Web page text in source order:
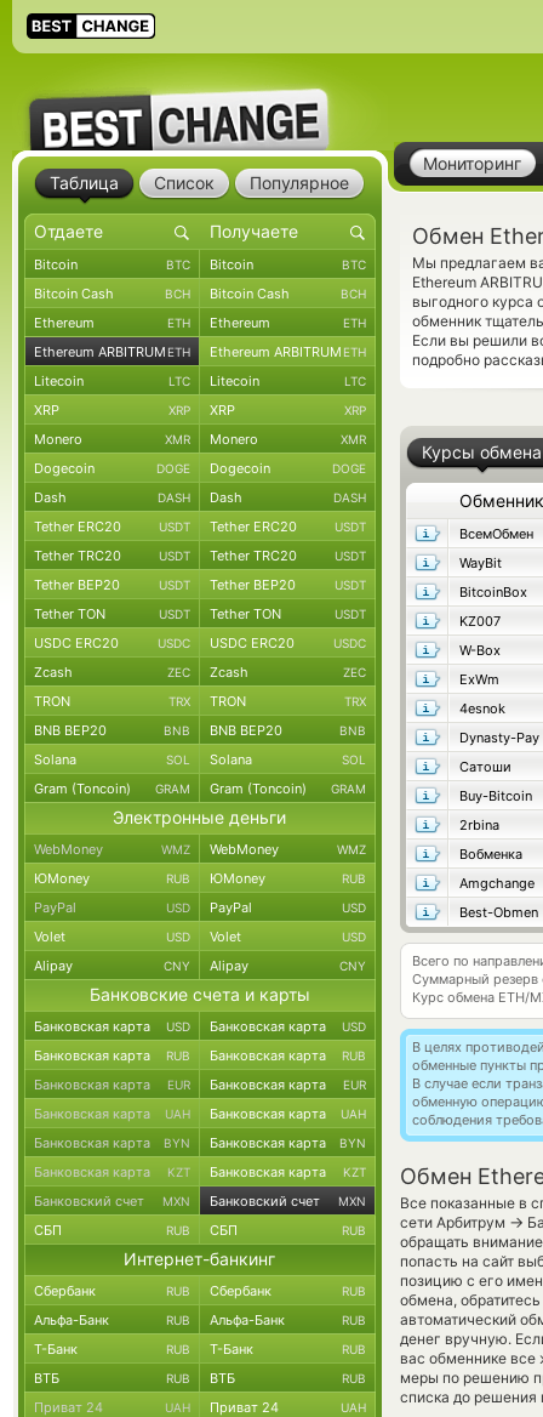
Мониторинг
Обмен
Мы предлагаем
Ethereum
выгодного курса
обменник
Если вы решили
подробно
Курсы обмена
Обменник
ВсемОбмен
WayBit
BitcoinBox
KZ007
W-Box
ExWm
4esnok
Dynasty-Pay
Сатоши
Buy-Bitcoin
2rbina
Вобменка
Amgchange
Best-Obmen
Всего по
Суммарный резерв
Курс обмена ETH/
В целях
обменные пункты
В случае если
обменную
соблюдения
Обмен
Все показанные в
сети Арбитрум →
обращать
попасть на сайт
позицию с его
обмена,
автоматический
денег вручную.
вас обменнике
меры по решению
списка до
Таблица Список Популярное
Bitcoin BTC Bitcoin BTC
Bitcoin Cash BCH Bitcoin Cash BCH
Ethereum ETH Ethereum ETH
Ethereum ARBITRUM ETH Ethereum ARBITRUM ETH
Litecoin LTC Litecoin LTC
XRP XRP XRP XRP
Monero XMR Monero XMR
Dogecoin DOGE Dogecoin DOGE
Dash DASH Dash DASH
Tether ERC20 USDT Tether ERC20 USDT
Tether TRC20 USDT Tether TRC20 USDT
Tether BEP20 USDT Tether BEP20 USDT
Tether TON USDT Tether TON USDT
USDC ERC20 USDC USDC ERC20 USDC
Zcash ZEC Zcash ZEC
TRON TRX TRON TRX
BNB BEP20 BNB BNB BEP20 BNB
Solana SOL Solana SOL
Gram (Toncoin) GRAM Gram (Toncoin) GRAM
Электронные деньги
WebMoney WMZ WebMoney WMZ
ЮMoney RUB ЮMoney RUB
PayPal USD PayPal USD
Volet USD Volet USD
Alipay CNY Alipay CNY
Банковские счета и карты
Банковская карта USD Банковская карта USD
Банковская карта RUB Банковская карта RUB
Банковская карта EUR Банковская карта EUR
Банковская карта UAH Банковская карта UAH
Банковская карта BYN Банковская карта BYN
Банковская карта KZT Банковская карта KZT
Банковский счет MXN Банковский счет MXN
СБП RUB СБП RUB
Интернет-банкинг
Сбербанк RUB Сбербанк RUB
Альфа-Банк RUB Альфа-Банк RUB
Т-Банк RUB Т-Банк RUB
ВТБ RUB ВТБ RUB
Приват 24 UAH Приват 24 UAH